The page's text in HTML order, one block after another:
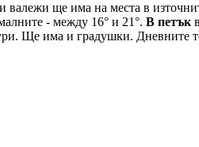
валежи ще има на места в
- между 16° и 21°. В петък
Ще има и градушки. Дневните